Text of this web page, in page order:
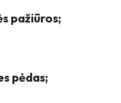
pažiūros;
pėdas;